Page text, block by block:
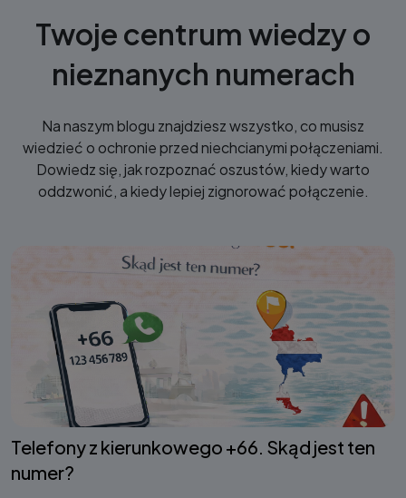
Twoje centrum wiedzy o
nieznanych numerach
Na naszym blogu znajdziesz wszystko, co musisz
wiedzieć o ochronie przed niechcianymi połączeniami.
Dowiedz się, jak rozpoznać oszustów, kiedy warto
oddzwonić, a kiedy lepiej zignorować połączenie.
Telefony z kierunkowego +66. Skąd jest ten
numer?